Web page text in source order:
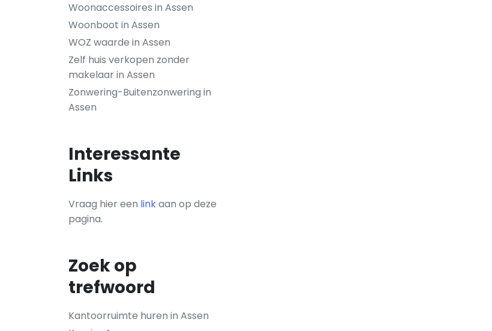
Woonaccessoires in Assen
Woonboot in Assen
WOZ waarde in Assen
Zelf huis verkopen zonder
makelaar in Assen
Zonwering-Buitenzonwering in
Assen
Interessante
Links
Vraag hier een linkaan op deze
pagina.
Zoek op
trefwoord
Kantoorruimte huren in Assen